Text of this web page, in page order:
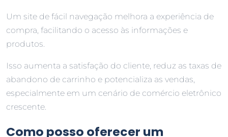
Um site de fácil navegação melhora a experiência de
compra, facilitando o acesso às informações e
produtos.
Isso aumenta a satisfação do cliente, reduz as taxas de
abandono de carrinho e potencializa as vendas,
especialmente em um cenário de comércio eletrônico
crescente.
Como posso oferecer um